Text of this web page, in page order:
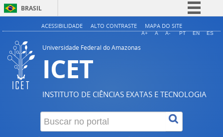
BRASIL
Simplifique!
ACESSIBILIDADE ALTO CONTRASTE MAPA DO SITE
A+ A A- PT EN ES
Universidade Federal do Amazonas
ICET
INSTITUTO DE CIÊNCIAS EXATAS E TECNOLOGIA